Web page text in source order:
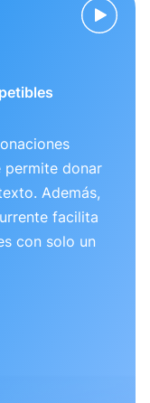
permite donar
Además,
facilita
con solo un